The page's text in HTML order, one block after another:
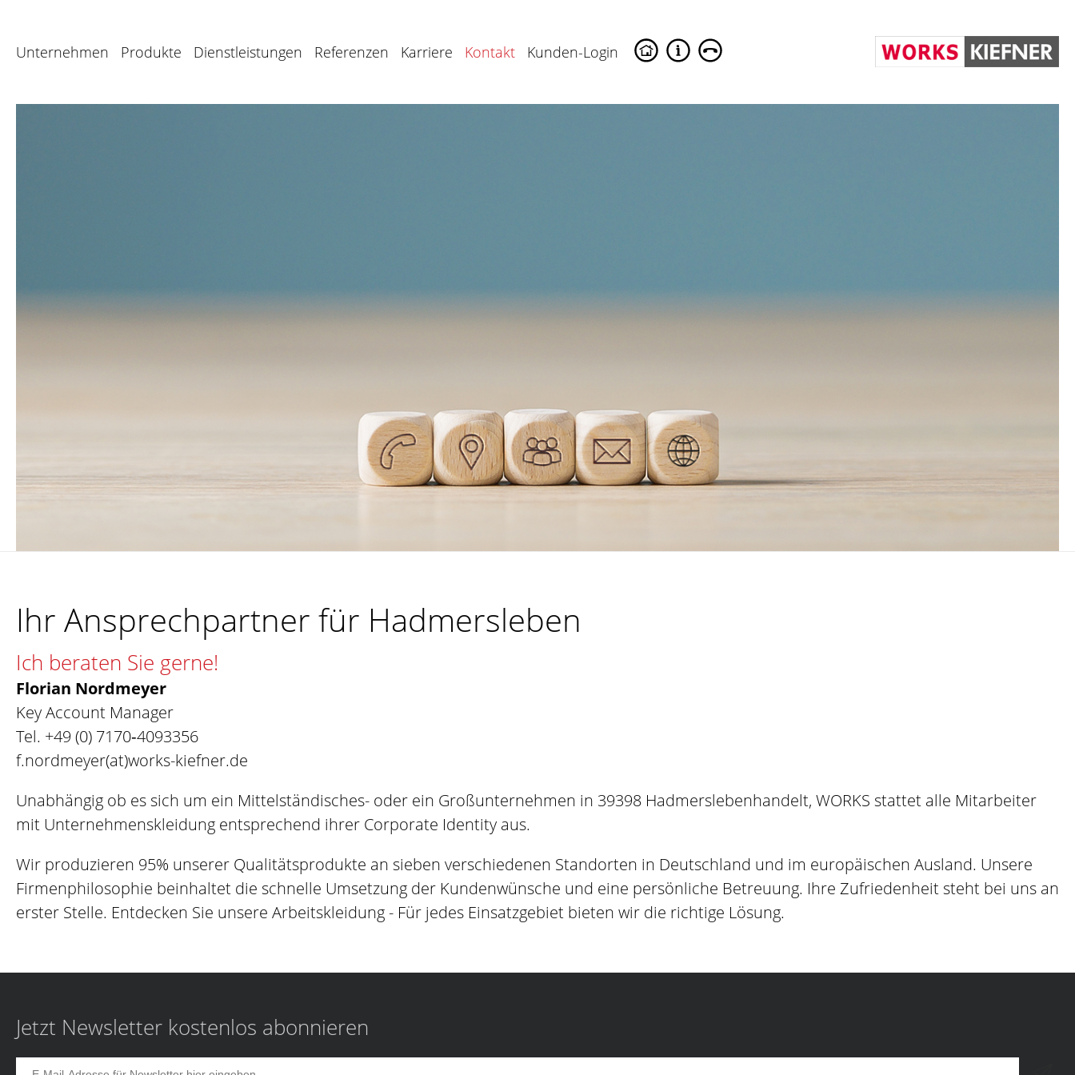
Unternehmen Produkte Dienstleistungen Referenzen Karriere Kontakt Kunden-Login
Ihr Ansprechpartner für Hadmersleben
Ich beraten Sie gerne!
Florian Nordmeyer
Key Account Manager
Tel. +49 (0) 7170‐4093356
f.nordmeyer(at)works-kiefner.de
Unabhängig ob es sich um ein Mittelständisches- oder ein Großunternehmen in 39398 Hadmerslebenhandelt, WORKS stattet alle Mitarbeiter
mit Unternehmenskleidung entsprechend ihrer Corporate Identity aus.
Wir produzieren 95% unserer Qualitätsprodukte an sieben verschiedenen Standorten in Deutschland und im europäischen Ausland. Unsere
Firmenphilosophie beinhaltet die schnelle Umsetzung der Kundenwünsche und eine persönliche Betreuung. Ihre Zufriedenheit steht bei uns an
erster Stelle. Entdecken Sie unsere Arbeitskleidung - Für jedes Einsatzgebiet bieten wir die richtige Lösung.
Jetzt Newsletter kostenlos abonnieren